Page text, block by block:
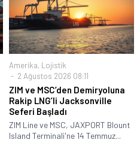
Amerika, Lojistik
2 Ağustos 2026 08:11
ZIM ve MSC’den Demiryoluna
Rakip LNG’li Jacksonville
Seferi Başladı
ZIM Line ve MSC, JAXPORT Blount
Island Terminali'ne 14 Temmuz...